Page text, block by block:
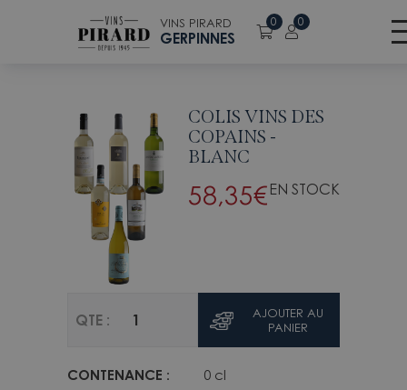
VINS PIRARD
GERPINNES
0 0
Retour à la liste des vins
COLIS VINS DES
COPAINS -
BLANC
58,35€ EN STOCK
QTE :
AJOUTER AU
PANIER
CONTENANCE : 0 cl